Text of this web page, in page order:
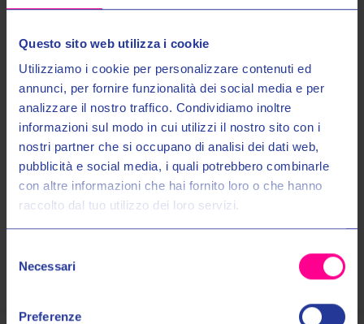
Questo sito web utilizza i cookie
Utilizziamo i cookie per personalizzare contenuti ed
annunci, per fornire funzionalità dei social media e per
analizzare il nostro traffico. Condividiamo inoltre
informazioni sul modo in cui utilizzi il nostro sito con i
nostri partner che si occupano di analisi dei dati web,
pubblicità e social media, i quali potrebbero combinarle
con altre informazioni che hai fornito loro o che hanno
raccolto dal tuo utilizzo dei loro servizi.
delNecessari
Preferenze
- Interno manica e zona spalle completamente elasticizzata
- Colletto interno in Microfibra
- Connessione giacca-pantalone tramite Tirante elasticizzato.
Maggiori Informazioni
Spedizioni
Entra nel mondo Valeri Sport
Ricevi in anteprima novità, promozioni esclusive e uno
SCONTO DEL 10%sul tuo primo acquisto!
Email:
Autorizzo il trattamento dei miei dati personali nel modo e per gli
scopi indicati nell'Informativa sulla